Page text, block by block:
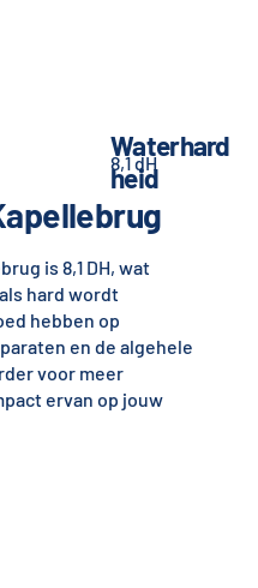
is 8,1 DH, wat
hard wordt
hebben op
en de algehele
voor meer
ervan op jouw
Waterhard
heid
8,1 dH